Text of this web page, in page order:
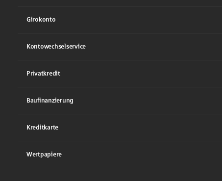
Girokonto
Kontowechselservice
Privatkredit
Baufinanzierung
Kreditkarte
Wertpapiere